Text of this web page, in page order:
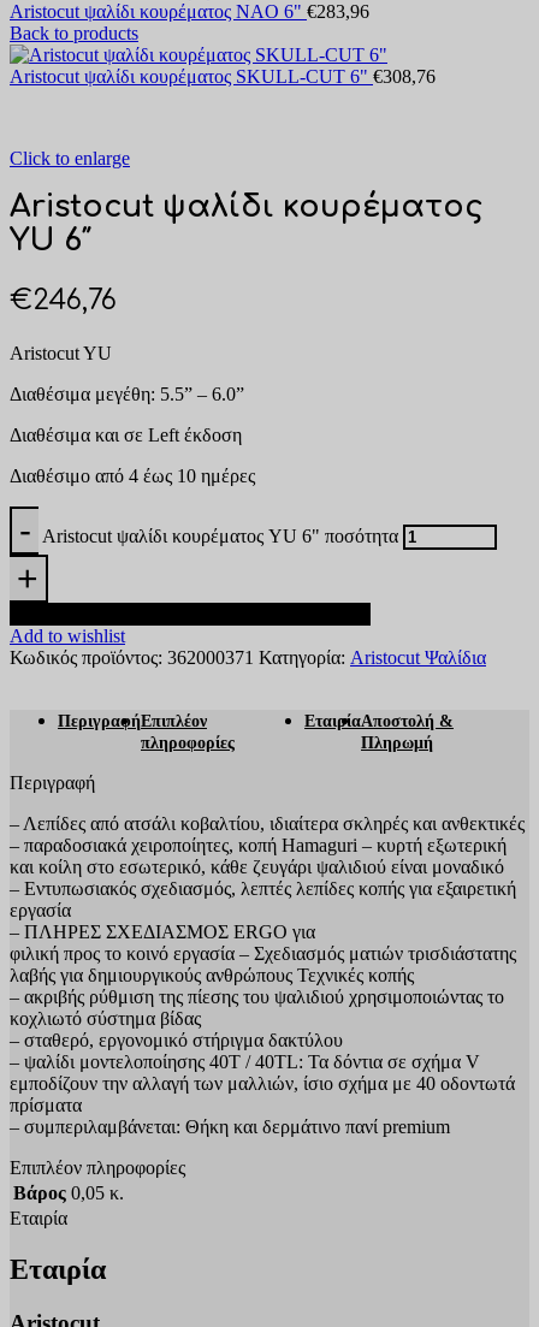
Aristocut ψαλίδι κουρέματος NAO 6" €283,96
Back to products
Aristocut ψαλίδι κουρέματος SKULL-CUT 6" €308,76
Click to enlarge
Aristocut ψαλίδι κουρέματος
YU 6″
€246,76
Aristocut YU
Διαθέσιμα μεγέθη: 5.5” – 6.0”
Διαθέσιμα και σε Left έκδοση
Διαθέσιμο από 4 έως 10 ημέρες
Aristocut ψαλίδι κουρέματος YU 6" ποσότητα
Add to wishlist
Κωδικός προϊόντος: 362000371 Κατηγορία: Aristocut Ψαλίδια
ΠεριγραφήΕπιπλέον
πληροφορίες
ΕταιρίαΑποστολή &
Πληρωμή
Περιγραφή
– Λεπίδες από ατσάλι κοβαλτίου, ιδιαίτερα σκληρές και ανθεκτικές
– παραδοσιακά χειροποίητες, κοπή Hamaguri – κυρτή εξωτερική
και κοίλη στο εσωτερικό, κάθε ζευγάρι ψαλιδιού είναι μοναδικό
– Εντυπωσιακός σχεδιασμός, λεπτές λεπίδες κοπής για εξαιρετική
εργασία
– ΠΛΗΡΕΣ ΣΧΕΔΙΑΣΜΟΣ ERGO για
φιλική προς το κοινό εργασία – Σχεδιασμός ματιών τρισδιάστατης
λαβής για δημιουργικούς ανθρώπους Τεχνικές κοπής
– ακριβής ρύθμιση της πίεσης του ψαλιδιού χρησιμοποιώντας το
κοχλιωτό σύστημα βίδας
– σταθερό, εργονομικό στήριγμα δακτύλου
– ψαλίδι μοντελοποίησης 40T / 40TL: Τα δόντια σε σχήμα V
εμποδίζουν την αλλαγή των μαλλιών, ίσιο σχήμα με 40 οδοντωτά
πρίσματα
– συμπεριλαμβάνεται: Θήκη και δερμάτινο πανί premium
Επιπλέον πληροφορίες
Βάρος 0,05 κ.
Εταιρία
Εταιρία